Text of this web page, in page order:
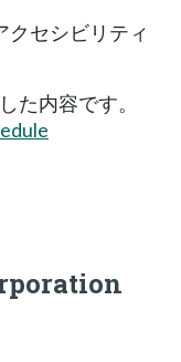
クセシビリティ
た内容です。